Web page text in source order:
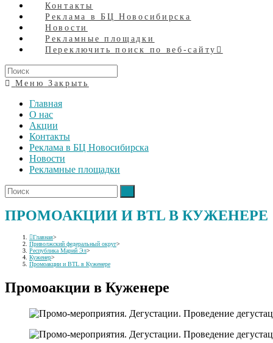
Контакты
Реклама в БЦ Новосибирска
Новости
Рекламные площадки
Переключить поиск по веб-сайту
Меню Закрыть
Главная
О нас
Акции
Контакты
Реклама в БЦ Новосибирска
Новости
Рекламные площадки
ПРОМОАКЦИИ И BTL В КУЖЕНЕРЕ
Главная>
Приволжский федеральный округ>
Республика Марий Эл>
Куженер>
Промоакции и BTL в Куженере
Промоакции в Куженере